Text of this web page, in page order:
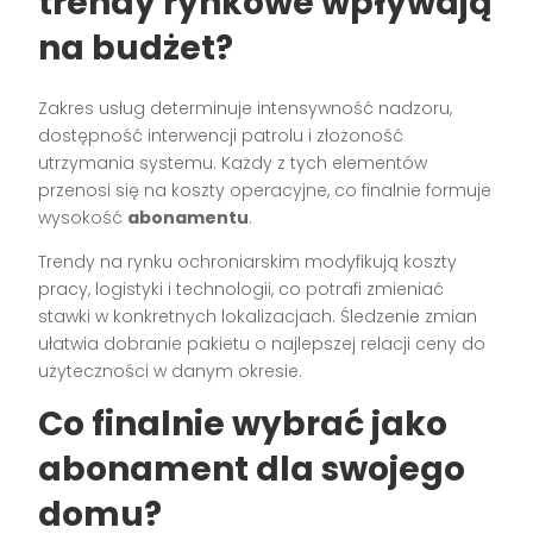
na budżet?
Zakres usług determinuje intensywność nadzoru,
dostępność interwencji patrolu i złożoność
utrzymania systemu. Każdy z tych elementów
przenosi się na koszty operacyjne, co finalnie formuje
wysokość abonamentu.
Trendy na rynku ochroniarskim modyfikują koszty
pracy, logistyki i technologii, co potrafi zmieniać
stawki w konkretnych lokalizacjach. Śledzenie zmian
ułatwia dobranie pakietu o najlepszej relacji ceny do
użyteczności w danym okresie.
Co finalnie wybrać jako
abonament dla swojego
domu?